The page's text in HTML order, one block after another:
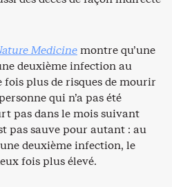
Medicinemontre qu’une
deuxième infection au
fois plus de risques de mourir
qui n’a pas été
pas dans le mois suivant
pas sauve pour autant : au
deuxième infection, le
fois plus élevé.